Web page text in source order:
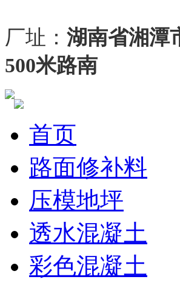
厂址： 湖南省湘潭
500米路南
首页
路面修补料
压模地坪
透水混凝土
彩色混凝土